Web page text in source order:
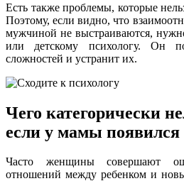
Есть также проблемы, которые
Поэтому, если видно, что
мужчиной не выстраиваются,
или детскому психологу. Он
сложностей и устранит их.
Чего категорически
если у мамы
Часто женщины совершают
отношений между ребенком и